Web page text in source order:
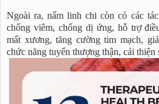
Ngoài ra, nấm linh chi còn có các
chống viêm, chống dị ứng, hỗ trợ
mất xương, tăng cường tim mạch,
chức năng tuyến thượng thận, cải thiện